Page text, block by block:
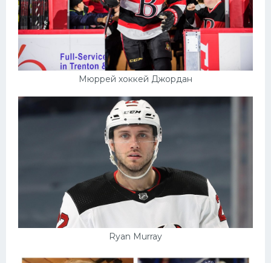
Мюррей хоккей Джордан
Ryan Murray